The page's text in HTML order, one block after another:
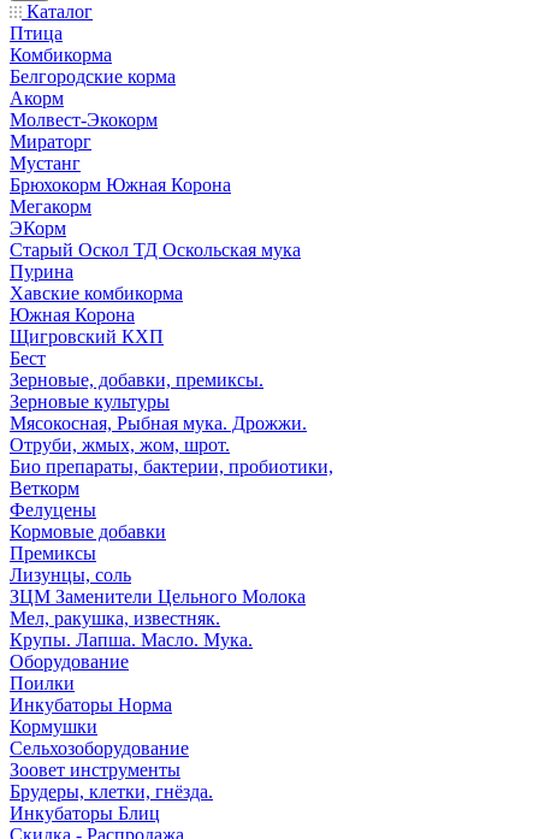
Каталог
Птица
Комбикорма
Белгородские корма
Акорм
Молвест-Экокорм
Мираторг
Мустанг
Брюхокорм Южная Корона
Мегакорм
ЭКорм
Старый Оскол ТД Оскольская мука
Пурина
Хавские комбикорма
Южная Корона
Щигровский КХП
Бест
Зерновые, добавки, премиксы.
Зерновые культуры
Мясокосная, Рыбная мука. Дрожжи.
Отруби, жмых, жом, шрот.
Био препараты, бактерии, пробиотики,
Веткорм
Фелуцены
Кормовые добавки
Премиксы
Лизунцы, соль
ЗЦМ Заменители Цельного Молока
Мел, ракушка, известняк.
Крупы. Лапша. Масло. Мука.
Оборудование
Поилки
Инкубаторы Норма
Кормушки
Сельхозоборудование
Зоовет инструменты
Брудеры, клетки, гнёзда.
Инкубаторы Блиц
Скидка - Распродажа